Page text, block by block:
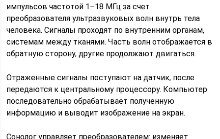
импульсов частотой 1–18 МГц за счет
преобразователя ультразвуковых волн внутрь тела
человека. Сигналы проходят по внутренним органам,
системам между тканями. Часть волн отображается в
обратную сторону, другие продолжают двигаться.
Отраженные сигналы поступают на датчик, после
передаются к центральному процессору. Компьютер
последовательно обрабатывает полученную
информацию и выводит изображение на экран.
Сонолог управляет преобразователем: изменяет